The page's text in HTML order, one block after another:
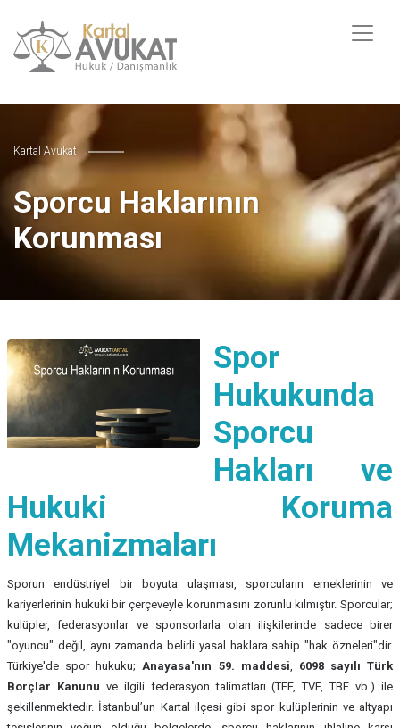
Kartal Avukat
Sporcu Haklarının
Korunması
Spor
Hukukunda
Sporcu
Hakları ve
Hukuki Koruma
Mekanizmaları
Sporun endüstriyel bir boyuta ulaşması, sporcuların emeklerinin ve
kariyerlerinin hukuki bir çerçeveyle korunmasını zorunlu kılmıştır. Sporcular;
kulüpler, federasyonlar ve sponsorlarla olan ilişkilerinde sadece birer
"oyuncu" değil, aynı zamanda belirli yasal haklara sahip "hak özneleri"dir.
Türkiye'de spor hukuku;Anayasa'nın 59. maddesi, 6098 sayılı Türk
Borçlar Kanunu ve ilgili federasyon talimatları (TFF, TVF, TBF vb.) ile
şekillenmektedir. İstanbul’un Kartal ilçesi gibi spor kulüplerinin ve altyapı